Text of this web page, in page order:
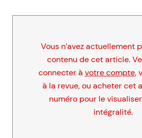
Vous n’avez actuellement
contenu de cet article.
connecter à votre compte,
à la revue, ou acheter cet
numéro pour le
intégralité.